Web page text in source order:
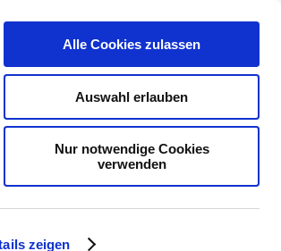
zeigen
Alle Cookies zulassen
Auswahl erlauben
Nur notwendige Cookies
verwenden